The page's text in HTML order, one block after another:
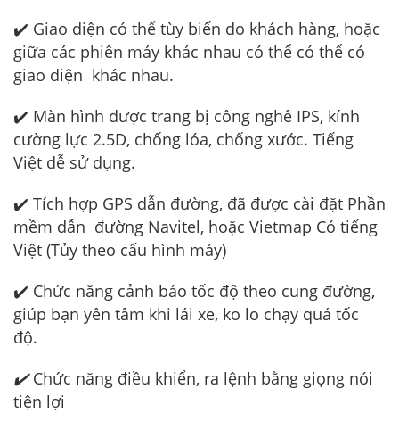
✔️ Giao diện có thể tùy biến do khách hàng, hoặc
giữa các phiên máy khác nhau có thể có thể có
giao diện khác nhau.
✔️ Màn hình được trang bị công nghê IPS, kính
cường lực 2.5D, chống lóa, chống xước. Tiếng
Việt dễ sử dụng.
✔️ Tích hợp GPS dẫn đường, đã được cài đặt Phần
mềm dẫn đường Navitel, hoặc Vietmap Có tiếng
Việt (Tủy theo cấu hình máy)
✔️ Chức năng cảnh báo tốc độ theo cung đường,
giúp bạn yên tâm khi lái xe, ko lo chạy quá tốc
độ.
✔️Chức năng điều khiển, ra lệnh bằng giọng nói
tiện lợi